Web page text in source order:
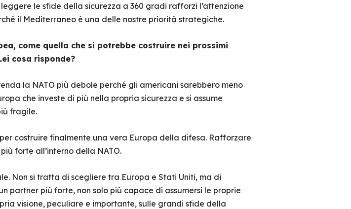
le sfide della sicurezza a 360 gradi rafforzi l’attenzione
il Mediterraneo è una delle nostre priorità strategiche.
come quella che si potrebbe costruire nei prossimi
cosa risponde?
la NATO più debole perché gli americani sarebbero meno
che investe di più nella propria sicurezza e si assume
fragile.
costruire finalmente una vera Europa della difesa. Rafforzare
forte all’interno della NATO.
Non si tratta di scegliere tra Europa e Stati Uniti, ma di
partner più forte, non solo più capace di assumersi le proprie
visione, peculiare e importante, sulle grandi sfide della